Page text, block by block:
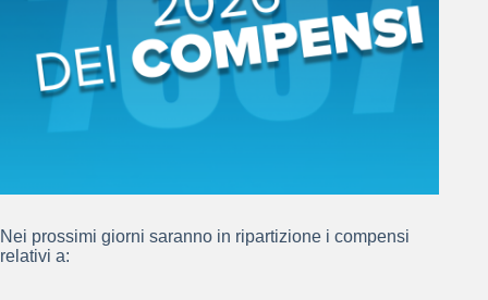
Nei prossimi giorni saranno in ripartizione i compensi
relativi a: